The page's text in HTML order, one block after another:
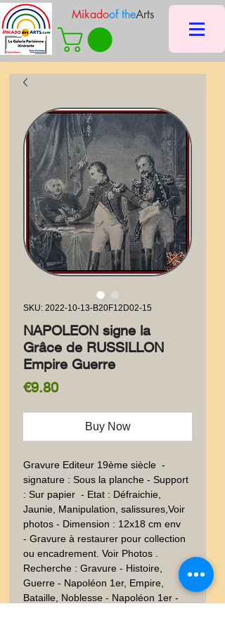
Mikadoof theArts
SKU: 2022-10-13-B20F12D02-15
NAPOLEON signe la
Grâce de RUSSILLON
Empire Guerre
€9.80Price
Buy Now
Gravure Editeur 19ème siècle  -
signature : Sous la planche - Support
: Sur papier  - Etat : Défraichie,
Jaunie, Manipulation, salissures,Voir
photos - Dimension : 12x18 cm env
- Gravure à restaurer pour collection
ou encadrement. Voir Photos .
Recherche : Gravure - Histoire,
Guerre - Napoléon 1er, Empire,
Bataille, Noblesse - Napoléon 1er -